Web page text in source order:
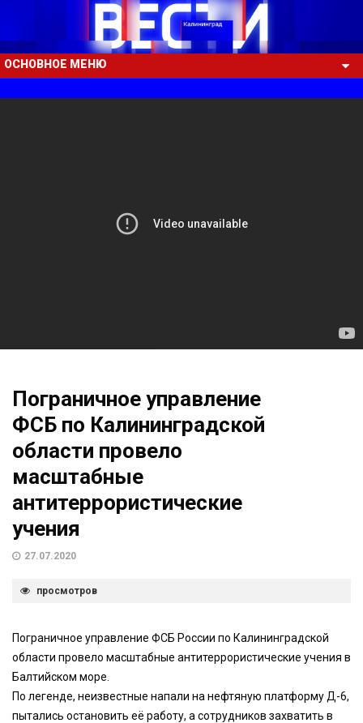
ОСНОВНОЕ МЕНЮ
Пограничное управление
ФСБ по Калининградской
области провело
масштабные
антитеррористические
учения
27.07.2020
просмотров
Пограничное управление ФСБ России по Калининградской
области провело масштабные антитеррористические учения в
Балтийском море.
По легенде, неизвестные напали на нефтяную платформу Д-6,
пытались остановить её работу, а сотрудников захватить в